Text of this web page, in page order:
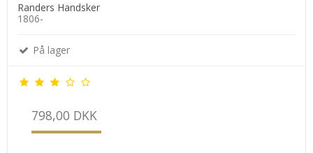
Randers Handsker
1806-
På lager
798,00 DKK